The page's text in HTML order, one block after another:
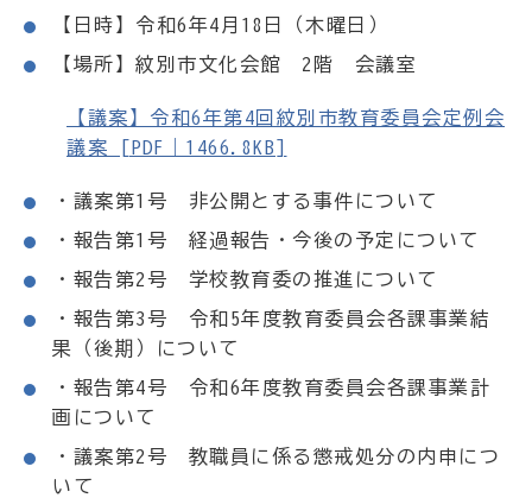
【日時】令和6年4月18日（木曜日）
【場所】紋別市文化会館 2階 会議室
【議案】令和6年第4回紋別市教育委員会定例会
議案 [PDF｜1466.8KB]
・議案第1号 非公開とする事件について
・報告第1号 経過報告・今後の予定について
・報告第2号 学校教育委の推進について
・報告第3号 令和5年度教育委員会各課事業結
果（後期）について
・報告第4号 令和6年度教育委員会各課事業計
画について
・議案第2号 教職員に係る懲戒処分の内申につ
いて